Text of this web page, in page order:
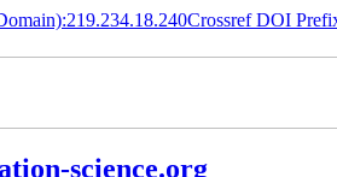
Crossref DOI